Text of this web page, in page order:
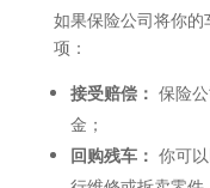
如果保险公司将你
项：
接受赔偿： 保险
金；
回购残车： 你可